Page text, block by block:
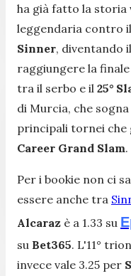
ha già fatto la storia
leggendaria contro
Sinner, diventando
raggiungere la
tra il serbo e il 25°
di Murcia, che
principali tornei che
Career Grand Slam.
Per i bookie non ci
essere anche tra
Alcaraz è a 1.33 su
su Bet365. L'11°
invece vale 3.25 per